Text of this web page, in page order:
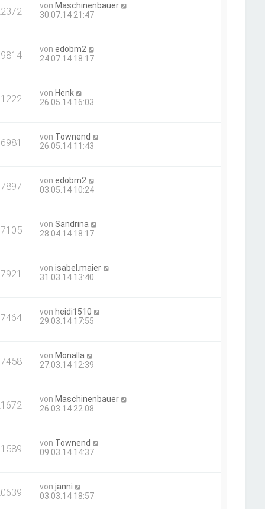
von Maschinenbauer
30.07.14 21:47
vonedobm2
24.07.14 18:17
von Henk
26.05.14 16:03
von Townend
26.05.14 11:43
vonedobm2
03.05.14 10:24
von Sandrina
28.04.14 18:17
vonisabel.maier
31.03.14 13:40
von heidi1510
29.03.14 17:55
von Monalla
27.03.14 12:39
von Maschinenbauer
26.03.14 22:08
von Townend
09.03.14 14:37
vonjanni
03.03.14 18:57